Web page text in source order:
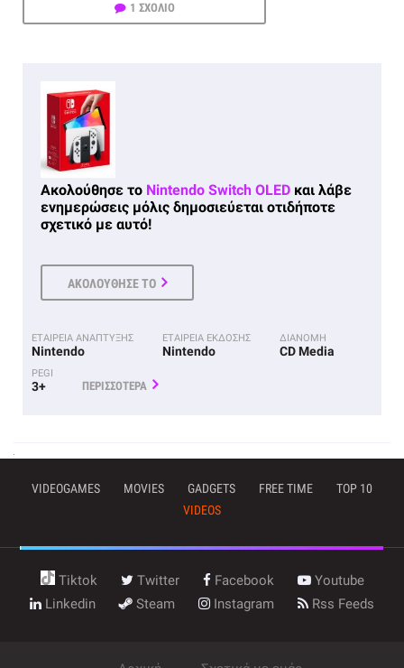
1 ΣΧΟΛΙΟ
Ακολούθησε το Nintendo Switch OLED και λάβε
ενημερώσεις μόλις δημοσιεύεται οτιδήποτε
σχετικό με αυτό!
ΑΚΟΛΟΥΘΗΣΕ ΤΟ
ΕΤΑΙΡΕΙΑ ΑΝΑΠΤΥΞΗΣ
Nintendo
ΕΤΑΙΡΕΙΑ ΕΚΔΟΣΗΣ
Nintendo
ΔΙΑΝΟΜΗ
CD Media
PEGI
3+ ΠΕΡΙΣΣΟΤΕΡΑ
VIDEOGAMES MOVIES GADGETS FREE TIME
TOP 10
VIDEOS
Tiktok Twitter Facebook
Youtube
Linkedin
Steam Instagram Rss Feeds